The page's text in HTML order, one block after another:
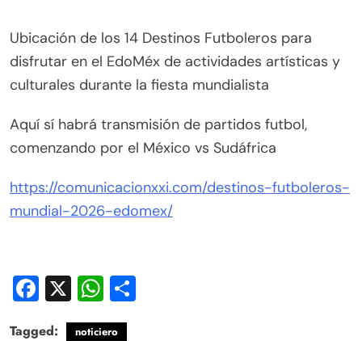
Ubicación de los 14 Destinos Futboleros para
disfrutar en el EdoMéx de actividades artísticas y
culturales durante la fiesta mundialista
Aquí sí habrá transmisión de partidos futbol,
comenzando por el México vs Sudáfrica
https://comunicacionxxi.com/destinos-futboleros-
mundial-2026-edomex/
Facebook
X WhatsApp
Tagged: noticiero